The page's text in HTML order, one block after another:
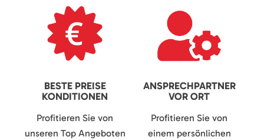
BESTE PREISE
KONDITIONEN
Profitieren Sie von
unseren Top Angeboten
ANSPRECHPARTNER
VOR ORT
Profitieren Sie von
einem persönlichen